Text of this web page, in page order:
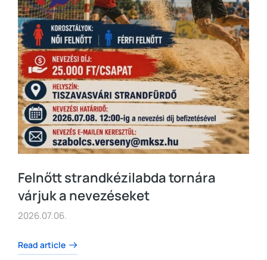
Felnőtt strandkézilabda tornára
várjuk a nevezéseket
2026.07.06.
Read article